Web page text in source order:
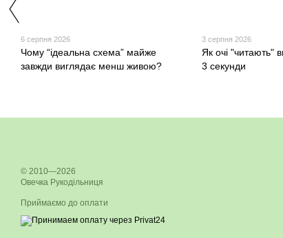
6 серпня 2026
Чому “ідеальна схема” майже
завжди виглядає менш живою?
3 серпня 2026
Як очі "читають"
3 секунди
© 2010—2026
Овечка Рукодільниця
Приймаємо до оплати